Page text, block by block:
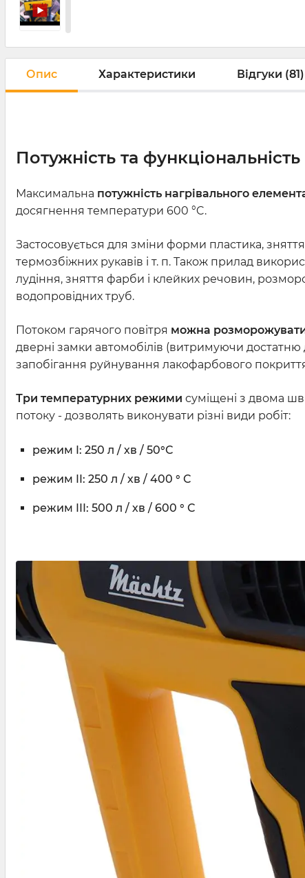
Опис Характеристики Відгуки (81)
Потужність та функціональність
Максимальна потужність нагрівального
досягнення температури 600 °C.
Застосовується для зміни форми пластика,
термозбіжних рукавів і т. п. Також прилад
лудіння, зняття фарби і клейких речовин,
водопровідних труб.
Потоком гарячого повітря можна розморожувати
дверні замки автомобілів (витримуючи достатню
запобігання руйнування лакофарбового
Три температурних режими суміщені з двома
потоку - дозволять виконувати різні види робіт:
режим I: 250 л / хв / 50°С
режим II: 250 л / хв / 400 ° С
режим III: 500 л / хв / 600 ° С